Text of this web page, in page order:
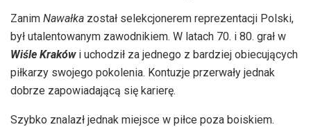
Zanim Nawałka został selekcjonerem reprezentacji Polski,
był utalentowanym zawodnikiem. W latach 70. i 80. grał w
Wiśle Krakówi uchodził za jednego z bardziej obiecujących
piłkarzy swojego pokolenia. Kontuzje przerwały jednak
dobrze zapowiadającą się karierę.
Szybko znalazł jednak miejsce w piłce poza boiskiem.